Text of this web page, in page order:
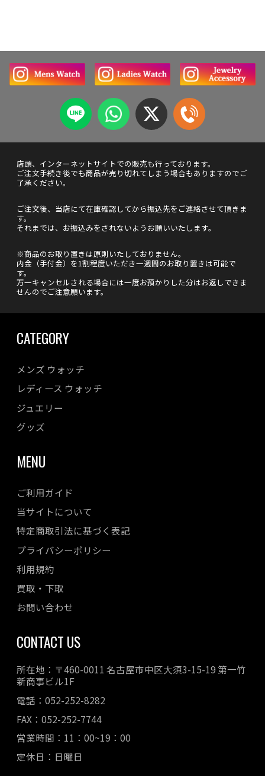
店頭、インターネットサイトでの販売も行っております。
ご注文手続き後でも商品が売り切れてしまう場合もありますのでご
了承ください。
ご注文後、当店にて在庫確認してから振込先をご連絡させて頂きま
す。
それまでは、お振込みをされないようお願いいたします。
※商品のお取り置きは原則いたしておりません。
内金（手付金）を1割程度いただき一週間のお取り置きは可能で
す。
万一キャンセルされる場合には一度お預かりした分はお返しできま
せんのでご注意願います。
CATEGORY
メンズ ウォッチ
レディース ウォッチ
ジュエリー
グッズ
MENU
ご利用ガイド
当サイトについて
特定商取引法に基づく表記
プライバシーポリシー
利用規約
買取・下取
お問い合わせ
CONTACT US
所在地：〒460-0011 名古屋市中区大須3-15-19 第一竹
新商事ビル1F
電話：052-252-8282
FAX：052-252-7744
営業時間：11：00~19：00
定休日：日曜日